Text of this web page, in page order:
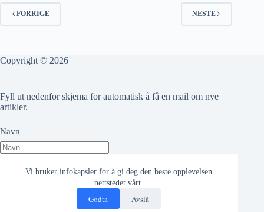
Vi bruker infokapsler for å gi deg den beste opplevelsen
nettstedet vårt.
Godta Avslå
FORRIGE NESTE
Copyright © 2026
Fyll ut nedenfor skjema for automatisk å få en mail om nye
artikler.
Navn